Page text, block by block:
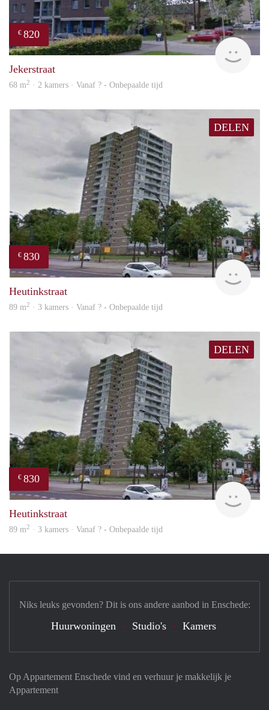
€ 820
Jekerstraat
68 m2 · 2 kamers · Vanaf ? - Onbepaalde tijd
DELEN
€ 830
Heutinkstraat
89 m2 · 3 kamers · Vanaf ? - Onbepaalde tijd
DELEN
€ 830
rent
Heutinkstraat
89 m2 · 3 kamers · Vanaf ? - Onbepaalde tijd
Op Appartement Enschede vind en verhuur je makkelijk je
Appartement
Niks leuks gevonden? Dit is ons andere aanbod in Enschede:
Huurwoningen Studio's Kamers